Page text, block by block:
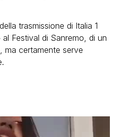
trasmissione di Italia 1
Festival di Sanremo, di un
ma certamente serve